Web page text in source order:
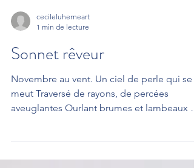
cecileluherneart
1 min de lecture
Sonnet rêveur
Novembre au vent. Un ciel de perle qui se
aveuglantes Ourlant brumes et lambeaux